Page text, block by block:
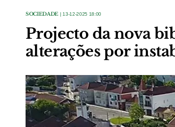
SOCIEDADE | 13-12-2025 18:00
Projecto da nova
alterações por